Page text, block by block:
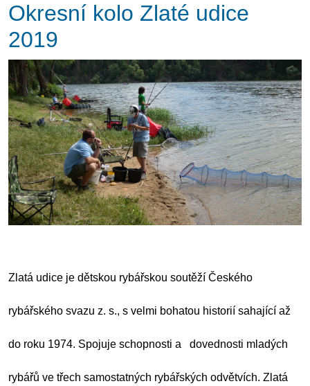
Okresní kolo Zlaté udice
2019
Zlatá udice je dětskou rybářskou soutěží Českého
rybářského svazu z. s., s velmi bohatou historií sahající až
do roku 1974. Spojuje schopnosti a dovednosti mladých
rybářů ve třech samostatných rybářských odvětvích. Zlatá